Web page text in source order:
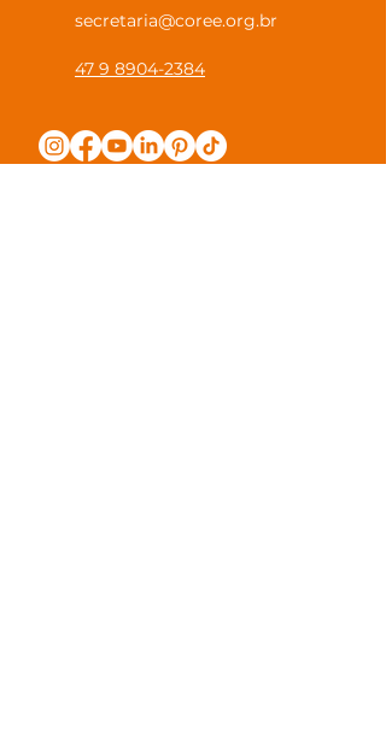
secretaria@coree.org.br
47 9 8904-2384